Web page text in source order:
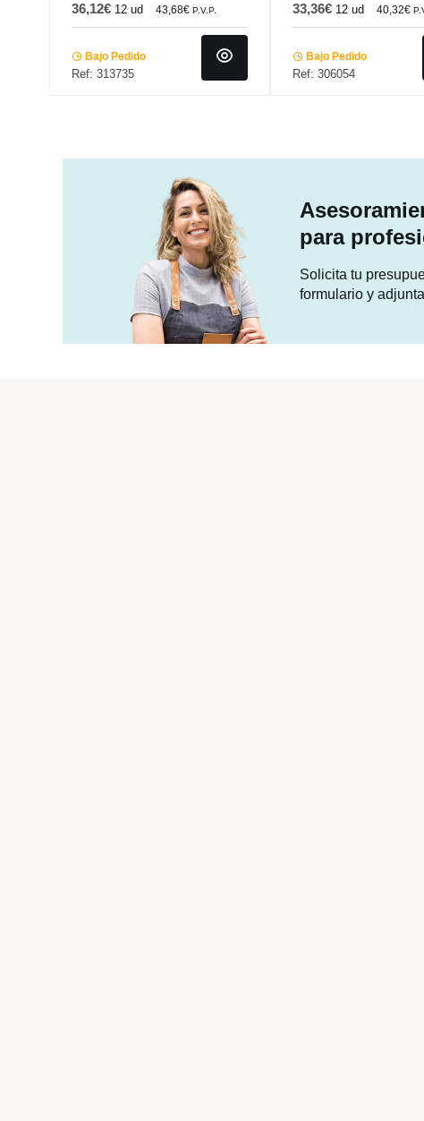
36,12€ 12 ud 43,68€ P.V.P.
Bajo Pedido
Ref: 313735
33,36€ 12 ud 40,32€
Bajo Pedido
Ref: 306054
para
Solicita tu
formulario y